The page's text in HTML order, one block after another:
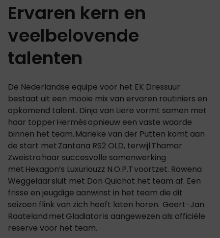
Ervaren kern en
veelbelovende
talenten
De Nederlandse equipe voor het EK Dressuur
bestaat uit een mooie mix van ervaren routiniers en
opkomend talent. Dinja van Liere vormt samen met
haar topper Hermès opnieuw een vaste waarde
binnen het team. Marieke van der Putten komt aan
de start met Zantana RS2 OLD, terwijl Thamar
Zweistra haar succesvolle samenwerking
met Hexagon’s Luxuriouzz N.O.P.T voortzet. Rowena
Weggelaar sluit met Don Quichot het team af. Een
frisse en jeugdige aanwinst in het team die dit
seizoen flink van zich heeft laten horen. Geert-Jan
Raateland met Gladiator is aangewezen als officiële
reserve voor het team.